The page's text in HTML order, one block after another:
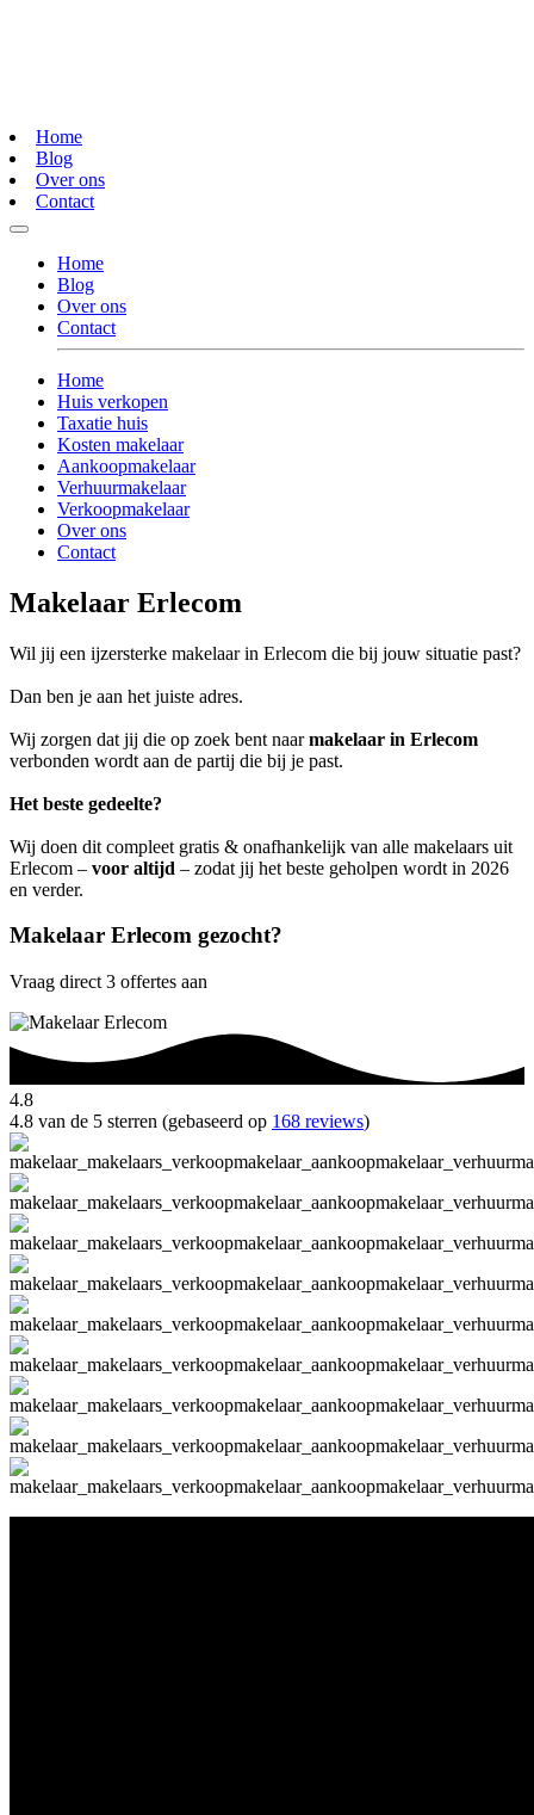
Home
Blog
Over ons
Contact
Home
Blog
Over ons
Contact
Home
Huis verkopen
Taxatie huis
Kosten makelaar
Aankoopmakelaar
Verhuurmakelaar
Verkoopmakelaar
Over ons
Contact
Makelaar Erlecom
Wil jij een ijzersterke makelaar in Erlecom die bij jouw situatie past?
Dan ben je aan het juiste adres.
Wij zorgen dat jij die op zoek bent naarmakelaar in Erlecom
verbonden wordt aan de partij die bij je past.
Het beste gedeelte?
Wij doen dit compleet gratis & onafhankelijk van alle makelaars uit
Erlecom – voor altijd – zodat jij het beste geholpen wordt in 2026
en verder.
Makelaar Erlecom gezocht?
Vraag direct 3 offertes aan
4.8
4.8 van de 5 sterren (gebaseerd op 168 reviews)